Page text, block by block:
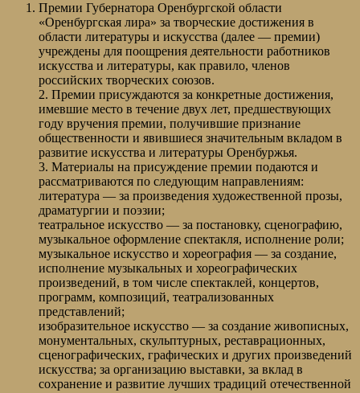
Премии Губернатора Оренбургской области
«Оренбургская лира» за творческие достижения в
области литературы и искусства (далее — премии)
учреждены для поощрения деятельности работников
искусства и литературы, как правило, членов
российских творческих союзов.
2. Премии присуждаются за конкретные достижения,
имевшие место в течение двух лет, предшествующих
году вручения премии, получившие признание
общественности и явившиеся значительным вкладом в
развитие искусства и литературы Оренбуржья.
3. Материалы на присуждение премии подаются и
рассматриваются по следующим направлениям:
литература — за произведения художественной прозы,
драматургии и поэзии;
театральное искусство — за постановку, сценографию,
музыкальное оформление спектакля, исполнение роли;
музыкальное искусство и хореография — за создание,
исполнение музыкальных и хореографических
произведений, в том числе спектаклей, концертов,
программ, композиций, театрализованных
представлений;
изобразительное искусство — за создание живописных,
монументальных, скульптурных, реставрационных,
сценографических, графических и других произведений
искусства; за организацию выставки, за вклад в
сохранение и развитие лучших традиций отечественной